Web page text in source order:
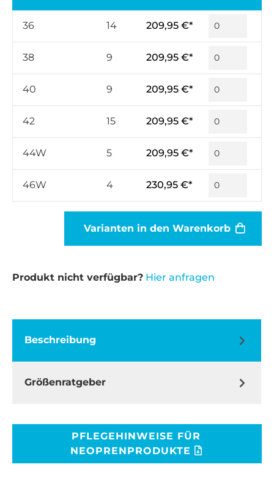
36 14 209,95 €*
38 9 209,95 €*
40 9 209,95 €*
42 15 209,95 €*
44W 5 209,95 €*
46W 4 230,95 €*
Varianten in den Warenkorb
Produkt nicht verfügbar? Hier anfragen
Beschreibung
Größenratgeber
PFLEGEHINWEISE FÜR
NEOPRENPRODUKTE